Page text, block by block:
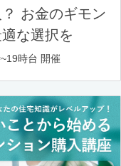
お金のギモン
な選択を
時台 開催